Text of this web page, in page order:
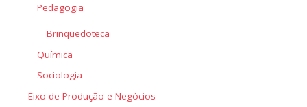
Pedagogia
Brinquedoteca
Química
Sociologia
Eixo de Produção e Negócios